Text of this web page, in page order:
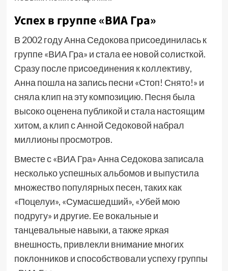
Успех в группе «ВИА Гра»
В 2002 году Анна Седокова присоединилась к
группе «ВИА Гра» и стала ее новой солисткой.
Сразу после присоединения к коллективу,
Анна пошла на запись песни «Стоп! Снято!» и
сняла клип на эту композицию. Песня была
высоко оценена публикой и стала настоящим
хитом, а клип с Анной Седоковой набрал
миллионы просмотров.
Вместе с «ВИА Гра» Анна Седокова записала
несколько успешных альбомов и выпустила
множество популярных песен, таких как
«Поцелуи», «Сумасшедший», «Убей мою
подругу» и другие. Ее вокальные и
танцевальные навыки, а также яркая
внешность, привлекли внимание многих
поклонников и способствовали успеху группы